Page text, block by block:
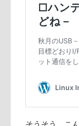
そうそう、こ